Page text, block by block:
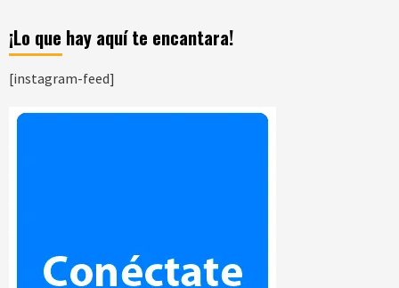
¡Lo que hay aquí te encantara!
[instagram-feed]